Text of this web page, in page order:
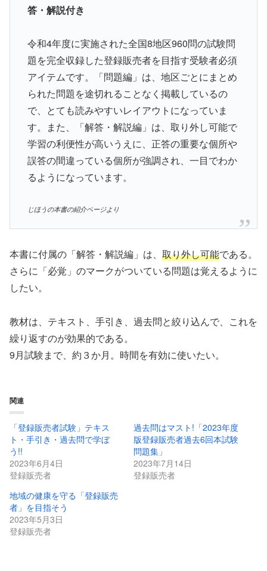
答・解説付き
令和4年度に実施された全国8地区960問の試験問
題を完全収録した登録販売者を目指す受験者必須
アイテムです。「問題編」は、地区ごとにまとめ
られた問題を途切れることなく掲載しているの
で、とても読みやすいレイアウトになっていま
す。また、「解答・解説編」は、取り外し可能で
学習の利便性が高いうえに、正答の重要な個所や
誤答の間違っている個所が強調され、一目でわか
るようになっています。
じほうの本書の紹介ページより
本書に付属の「解答・解説編」は、 取り外し可能である。
さらに「必覚」のマークがついている問題は覚えるように
したい。
教材は、テキスト、手引き、過去問と絞り込んで、これを
繰り返すのが効果的である。
9月試験まで、約３か月。時間を有効に使いたい。
関連
「登録販売者試験」テキス
ト・手引き・過去問で学ぼ
う!!
2023年6月4日
登録販売者
過去問はマスト!「2023年度
版登録販売者過去6回本試験
問題集」
2023年7月14日
登録販売者
地域の健康を守る「登録販売
者」を目指そう
2023年5月3日
登録販売者